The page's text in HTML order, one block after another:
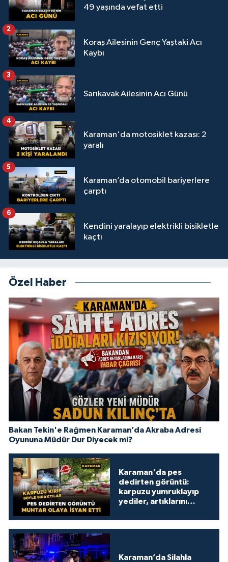
49 yaşında vefat etti
Koraş Ailesinin Genç Yaştaki Acı
Kaybı
2
Sarıkavak Ailesinin Acı Günü
3
Karaman'da motosiklet kazası: 2
yaralı
4
Karaman’da otomobil bariyerlere
çarptı
5
Kendini yaralayıp elektrikli bisikletle
kaçtı
6
Özel Haber
Bakan Tekin'e Rağmen Karaman’da Akraba Adresi
Oyununa Müdür Dur Diyecek mi?
Karaman'da pes
dedirten görüntü:
karpuzu yumruklayıp
yediler, artıklarını
Karaman’da Silahla